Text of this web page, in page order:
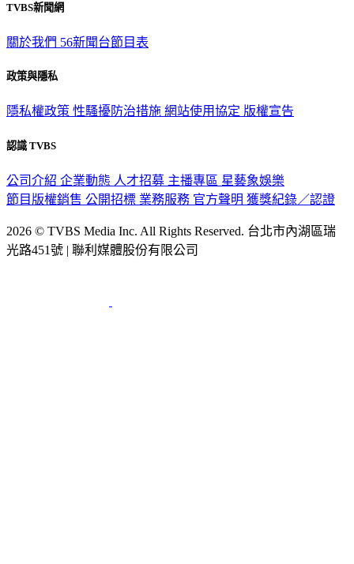
TVBS新聞網
關於我們 56新聞台節目表
政策與隱私
隱私權政策 性騷擾防治措施 網站使用協定 版權宣告
認識 TVBS
公司介紹 企業動態 人才招募 主播專區 星藝象娛樂
節目版權銷售 公開招標 業務服務 官方聲明 獲獎紀錄／認證
2026 © TVBS Media Inc. All Rights Reserved. 台北市內湖區瑞
光路451號 | 聯利媒體股份有限公司